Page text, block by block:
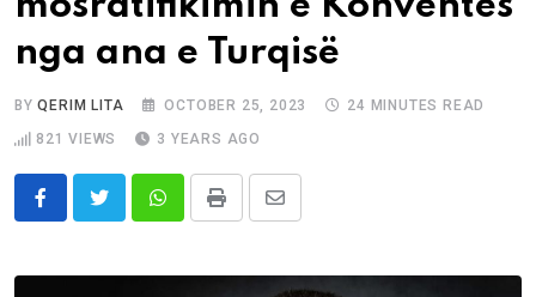
nga ana e Turqisë
BYQERIM LITA OCTOBER 25, 2023
24 MINUTES READ
821 VIEWS 3 YEARS AGO
WhatsappPrint
Share
Email